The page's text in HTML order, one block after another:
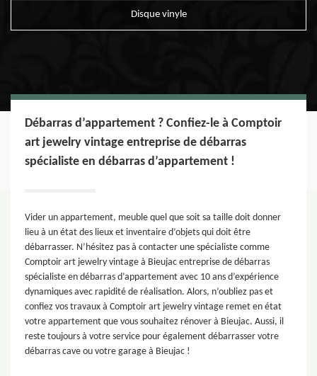
Disque vinyle
Débarras d’appartement ? Confiez-le à Comptoir
art jewelry vintage entreprise de débarras
spécialiste en débarras d’appartement !
Vider un appartement, meuble quel que soit sa taille doit donner
lieu à un état des lieux et inventaire d’objets qui doit être
débarrasser. N’hésitez pas à contacter une spécialiste comme
Comptoir art jewelry vintage à Bieujac entreprise de débarras
spécialiste en débarras d’appartement avec 10 ans d’expérience
dynamiques avec rapidité de réalisation. Alors, n’oubliez pas et
confiez vos travaux à Comptoir art jewelry vintage remet en état
votre appartement que vous souhaitez rénover à Bieujac. Aussi, il
reste toujours à votre service pour également débarrasser votre
débarras cave ou votre garage à Bieujac !